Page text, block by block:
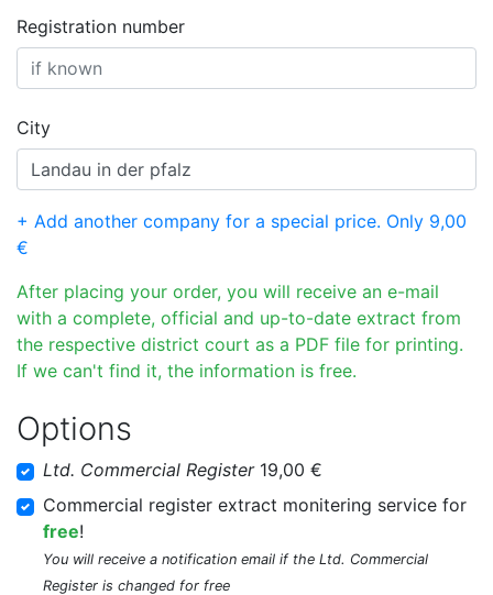
Registration number
City
+ Add another company for a special price. Only 9,00
€
After placing your order, you will receive an e-mail
with a complete, official and up-to-date extract from
the respective district court as a PDF file for printing.
If we can't find it, the information is free.
Options
Ltd. Commercial Register19,00 €
Commercial register extract monitering service for
free!
You will receive a notification email if the Ltd. Commercial
Register is changed for free